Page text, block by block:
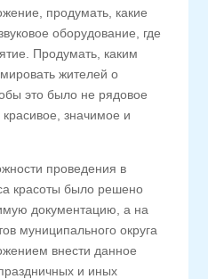
продумать, какие
оборудование, где
Продумать, каким
жителей о
это было не рядовое
значимое и
проведения в
красоты было решено
документацию, а на
муниципального округа
внести данное
и иных